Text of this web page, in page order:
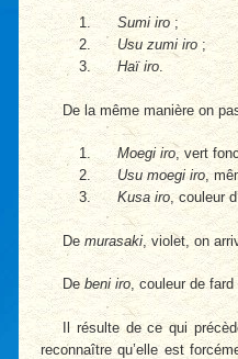
Sumi iro ;
Usu zumi iro ;
Haï iro.
De la même manière on
Moegi iro, vert
Usu moegi iro,
Kusa iro, couleur
De murasaki, violet, on
Debeni iro, couleur de
Il résulte de ce qui
reconnaître qu’elle est